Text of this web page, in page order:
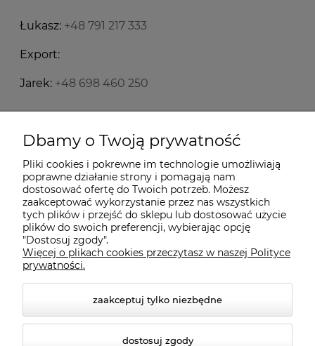
Łukasz: +48 791 217 333
Export:
Jarek: +48 698 460 250
Starecegly.com
Płatności i dostawa
Moje konto
Informacje
Dbamy o Twoją prywatność
Pliki cookies i pokrewne im technologie umożliwiają
poprawne działanie strony i pomagają nam
dostosować ofertę do Twoich potrzeb. Możesz
zaakceptować wykorzystanie przez nas wszystkich
tych plików i przejść do sklepu lub dostosować użycie
plików do swoich preferencji, wybierając opcję
"Dostosuj zgody".
Więcej o plikach cookies przeczytasz w naszej Polityce
prywatności.
zaakceptuj tylko niezbędne
dostosuj zgody